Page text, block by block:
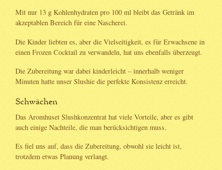
Mit nur 13 g Kohlenhydraten pro 100 ml bleibt das Getränk im
akzeptablen Bereich für eine Nascherei.
Die Kinder liebten es, aber die Vielseitigkeit, es für Erwachsene in
einen Frozen Cocktail zu verwandeln, hat uns ebenfalls überzeugt.
Die Zubereitung war dabei kinderleicht – innerhalb weniger
Minuten hatte unser Slushie die perfekte Konsistenz erreicht.
Schwächen
Das Aromhuset Slushkonzentrat hat viele Vorteile, aber es gibt
auch einige Nachteile, die man berücksichtigen muss.
Es fiel uns auf, dass die Zubereitung, obwohl sie leicht ist,
trotzdem etwas Planung verlangt.